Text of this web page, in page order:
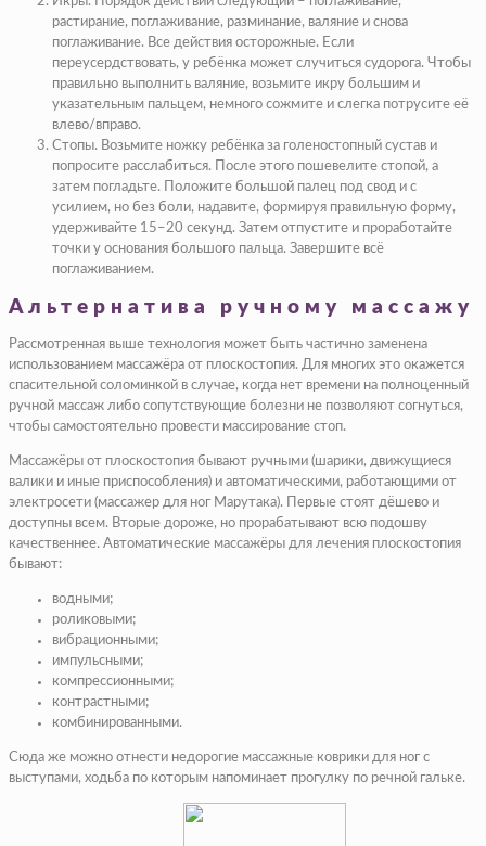
растирание, поглаживание, разминание, валяние и снова
поглаживание. Все действия осторожные. Если
переусердствовать, у ребёнка может случиться судорога. Чтобы
правильно выполнить валяние, возьмите икру большим и
указательным пальцем, немного сожмите и слегка потрусите её
влево/вправо.
Стопы. Возьмите ножку ребёнка за голеностопный сустав и
попросите расслабиться. После этого пошевелите стопой, а
затем погладьте. Положите большой палец под свод и с
усилием, но без боли, надавите, формируя правильную форму,
удерживайте 15–20 секунд. Затем отпустите и проработайте
точки у основания большого пальца. Завершите всё
поглаживанием.
Альтернатива ручному массажу
Рассмотренная выше технология может быть частично заменена
использованием массажёра от плоскостопия. Для многих это окажется
спасительной соломинкой в случае, когда нет времени на полноценный
ручной массаж либо сопутствующие болезни не позволяют согнуться,
чтобы самостоятельно провести массирование стоп.
Массажёры от плоскостопия бывают ручными (шарики, движущиеся
валики и иные приспособления) и автоматическими, работающими от
электросети (массажер для ног Марутака). Первые стоят дёшево и
доступны всем. Вторые дороже, но прорабатывают всю подошву
качественнее. Автоматические массажёры для лечения плоскостопия
бывают:
водными;
роликовыми;
вибрационными;
импульсными;
компрессионными;
контрастными;
комбинированными.
Сюда же можно отнести недорогие массажные коврики для ног с
выступами, ходьба по которым напоминает прогулку по речной гальке.